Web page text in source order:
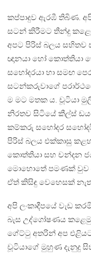
කප්පාදුව ඇරඹී තිබිණ.
සටන් කිරීමට තීන්දු
අපට පිරිස් බලය
ඥානයා හෝ කොත්තියා
සහෝදරයා හා සමඟ
සටන්කරුවාගේ
ම මට මතක ය. චූටියා
නිරතව සිටියේ කීල්ස්
කම්කරු සහෝදර
පිරිස් බලය එක්කාසු
කොත්තියා සහ චන්දන
මොහොතේ පමණක් වුව
ඒත් කිසිඳු වෙහෙසක්
අපි ලංකාදීපයේ වැඩ
බැස උද්ගෝෂණය
ගේට්ටු අතරින් අප
චූටියාගේ මුහුණ දැනුදු